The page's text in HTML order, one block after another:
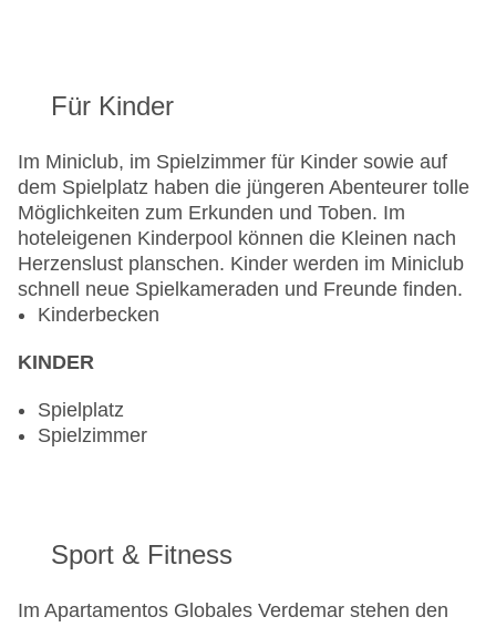
Für Kinder
Im Miniclub, im Spielzimmer für Kinder sowie auf
dem Spielplatz haben die jüngeren Abenteurer tolle
Möglichkeiten zum Erkunden und Toben. Im
hoteleigenen Kinderpool können die Kleinen nach
Herzenslust planschen. Kinder werden im Miniclub
schnell neue Spielkameraden und Freunde finden.
Kinderbecken
KINDER
Spielplatz
Spielzimmer
Sport & Fitness
Im Apartamentos Globales Verdemar stehen den